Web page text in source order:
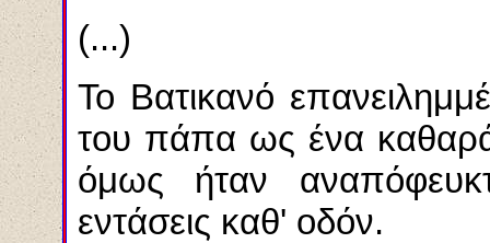
(...)
Το Βατικανό
του πάπα ως ένα
όμως ήταν
εντάσεις καθ' οδόν.